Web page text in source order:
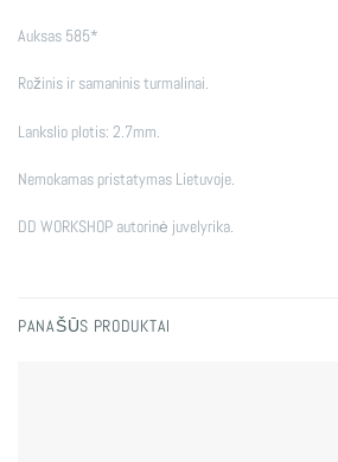
Auksas 585*
Rožinis ir samaninis turmalinai.
Lankslio plotis: 2.7mm.
Nemokamas pristatymas Lietuvoje.
DD WORKSHOP autorinė juvelyrika.
PANAŠŪS PRODUKTAI